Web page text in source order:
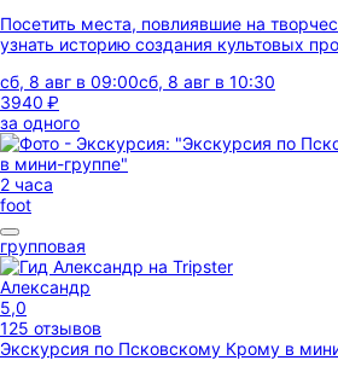
Посетить места, повлиявшие на
узнать историю создания культовых
сб, 8 авг в 09:00сб, 8 авг в 10:30
3940 ₽
за одного
2 часа
foot
групповая
Александр
5,0
125 отзывов
Экскурсия по Псковскому Крому в